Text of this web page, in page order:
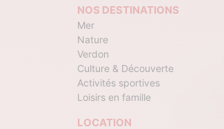
NOS DESTINATIONS
Mer
Nature
Verdon
Culture & Découverte
Activités sportives
Loisirs en famille
LOCATION